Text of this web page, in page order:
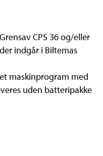
CPS 36 og/eller
indgår i Biltemas
maskinprogram med
uden batteripakke